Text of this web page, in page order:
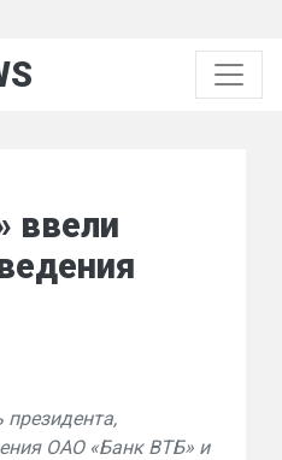
ввели
ОАО «Банк ВТБ» и